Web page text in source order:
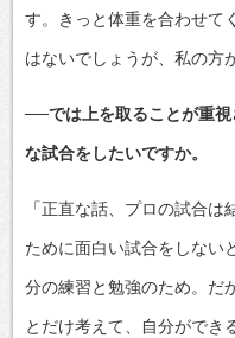
す。きっと体重を合わせて
はないでしょうが、私の方
──では上を取ることが重視
な試合をしたいですか。
「正直な話、プロの試合
ために面白い試合をしない
分の練習と勉強のため。だ
とだけ考えて、自分ができ